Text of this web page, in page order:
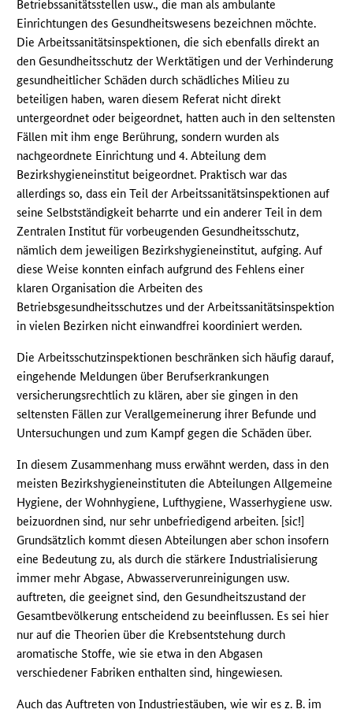
Betriebssanitätsstellen usw., die man als ambulante
Einrichtungen des Gesundheitswesens bezeichnen möchte.
Die Arbeitssanitätsinspektionen, die sich ebenfalls direkt an
den Gesundheitsschutz der Werktätigen und der Verhinderung
gesundheitlicher Schäden durch schädliches Milieu zu
beteiligen haben, waren diesem Referat nicht direkt
untergeordnet oder beigeordnet, hatten auch in den seltensten
Fällen mit ihm enge Berührung, sondern wurden als
nachgeordnete Einrichtung und 4. Abteilung dem
Bezirkshygieneinstitut beigeordnet. Praktisch war das
allerdings so, dass ein Teil der Arbeitssanitätsinspektionen auf
seine Selbstständigkeit beharrte und ein anderer Teil in dem
Zentralen Institut für vorbeugenden Gesundheitsschutz,
nämlich dem jeweiligen Bezirkshygieneinstitut, aufging. Auf
diese Weise konnten einfach aufgrund des Fehlens einer
klaren Organisation die Arbeiten des
Betriebsgesundheitsschutzes und der Arbeitssanitätsinspektion
in vielen Bezirken nicht einwandfrei koordiniert werden.
Die Arbeitsschutzinspektionen beschränken sich häufig darauf,
eingehende Meldungen über Berufserkrankungen
versicherungsrechtlich zu klären, aber sie gingen in den
seltensten Fällen zur Verallgemeinerung ihrer Befunde und
Untersuchungen und zum Kampf gegen die Schäden über.
In diesem Zusammenhang muss erwähnt werden, dass in den
meisten Bezirkshygieneinstituten die Abteilungen Allgemeine
Hygiene, der Wohnhygiene, Lufthygiene, Wasserhygiene usw.
beizuordnen sind, nur sehr unbefriedigend arbeiten. [sic!]
Grundsätzlich kommt diesen Abteilungen aber schon insofern
eine Bedeutung zu, als durch die stärkere Industrialisierung
immer mehr Abgase, Abwasserverunreinigungen usw.
auftreten, die geeignet sind, den Gesundheitszustand der
Gesamtbevölkerung entscheidend zu beeinflussen. Es sei hier
nur auf die Theorien über die Krebsentstehung durch
aromatische Stoffe, wie sie etwa in den Abgasen
verschiedener Fabriken enthalten sind, hingewiesen.
Auch das Auftreten von Industriestäuben, wie wir es z. B. im